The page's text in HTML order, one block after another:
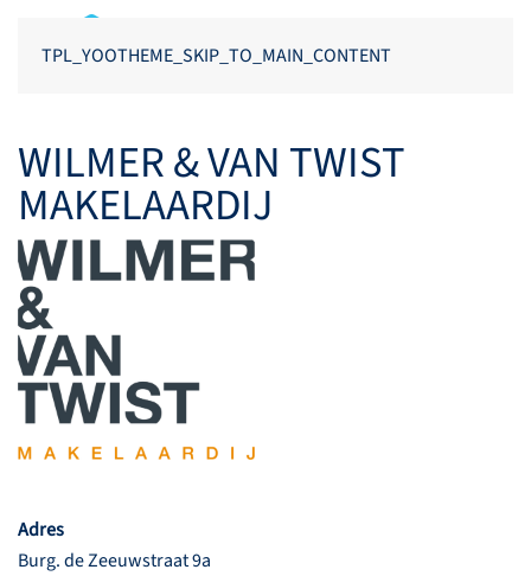
TPL_YOOTHEME_SKIP_TO_MAIN_CONTENT
WILMER & VAN TWIST
MAKELAARDIJ
Adres
Burg. de Zeeuwstraat 9a